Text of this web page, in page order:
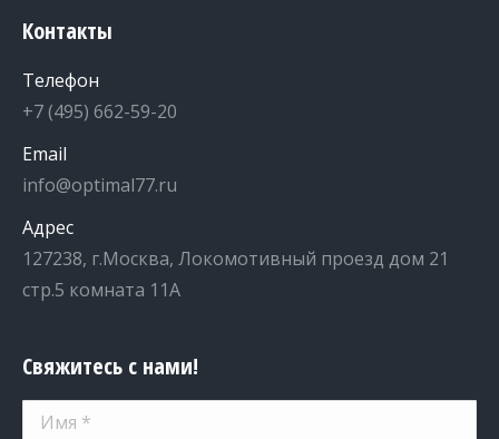
Контакты
Телефон
+7 (495) 662-59-20
Email
info@optimal77.ru
Адрес
127238, г.Москва, Локомотивный проезд дом 21
стр.5 комната 11А
Свяжитесь с нами!
Имя *